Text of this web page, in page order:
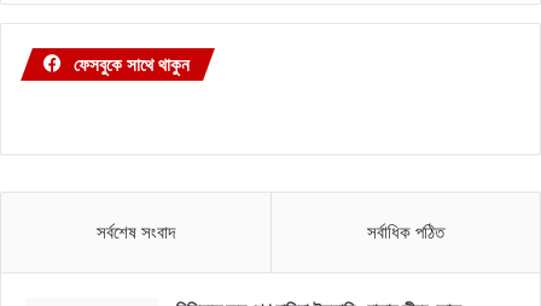
ফেসবুকে সাথে থাকুন
সর্বশেষ সংবাদ সর্বাধিক পঠিত